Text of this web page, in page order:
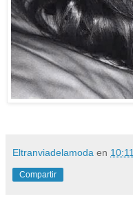
Eltranviadelamoda en 10:11
Compartir